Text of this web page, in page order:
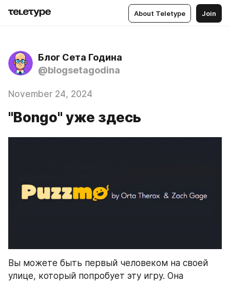
About Teletype Join
Блог Сета Година
@blogsetagodina
November 24, 2024
"Bongo" уже здесь
Вы можете быть первый человеком на своей
улице, который попробует эту игру. Она